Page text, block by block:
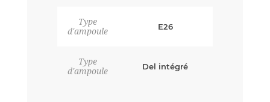
Type
d'ampoule
E26
Type
d'ampoule
Del intégré